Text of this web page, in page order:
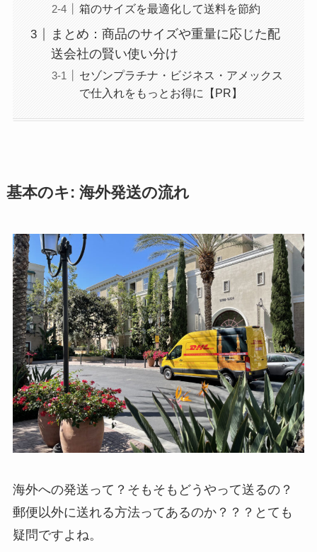
箱のサイズを最適化して送料を節約
まとめ：商品のサイズや重量に応じた配
送会社の賢い使い分け
セゾンプラチナ・ビジネス・アメックス
で仕入れをもっとお得に【PR】
基本のキ: 海外発送の流れ
海外への発送って？そもそもどうやって送るの？
郵便以外に送れる方法ってあるのか？？？とても
疑問ですよね。